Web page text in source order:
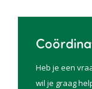
Heb je een
wil je graag